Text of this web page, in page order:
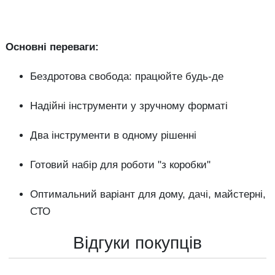
Основні переваги:
Бездротова свобода: працюйте будь-де
Надійні інструменти у зручному форматі
Два інструменти в одному рішенні
Готовий набір для роботи "з коробки"
Оптимальний варіант для дому, дачі, майстерні,
СТО
Відгуки покупців